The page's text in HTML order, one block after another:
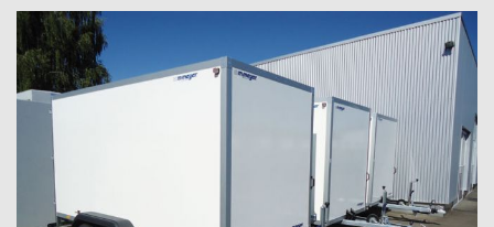
Skip
to
the
end
of
images
gallery